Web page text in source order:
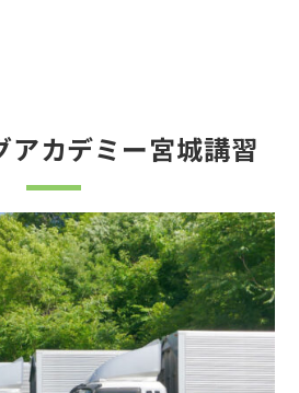
アカデミー宮城講習